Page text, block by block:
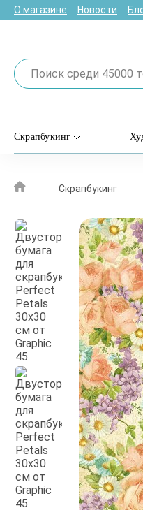
О магазине Новости
Скрапбукинг
Скрапбукинг